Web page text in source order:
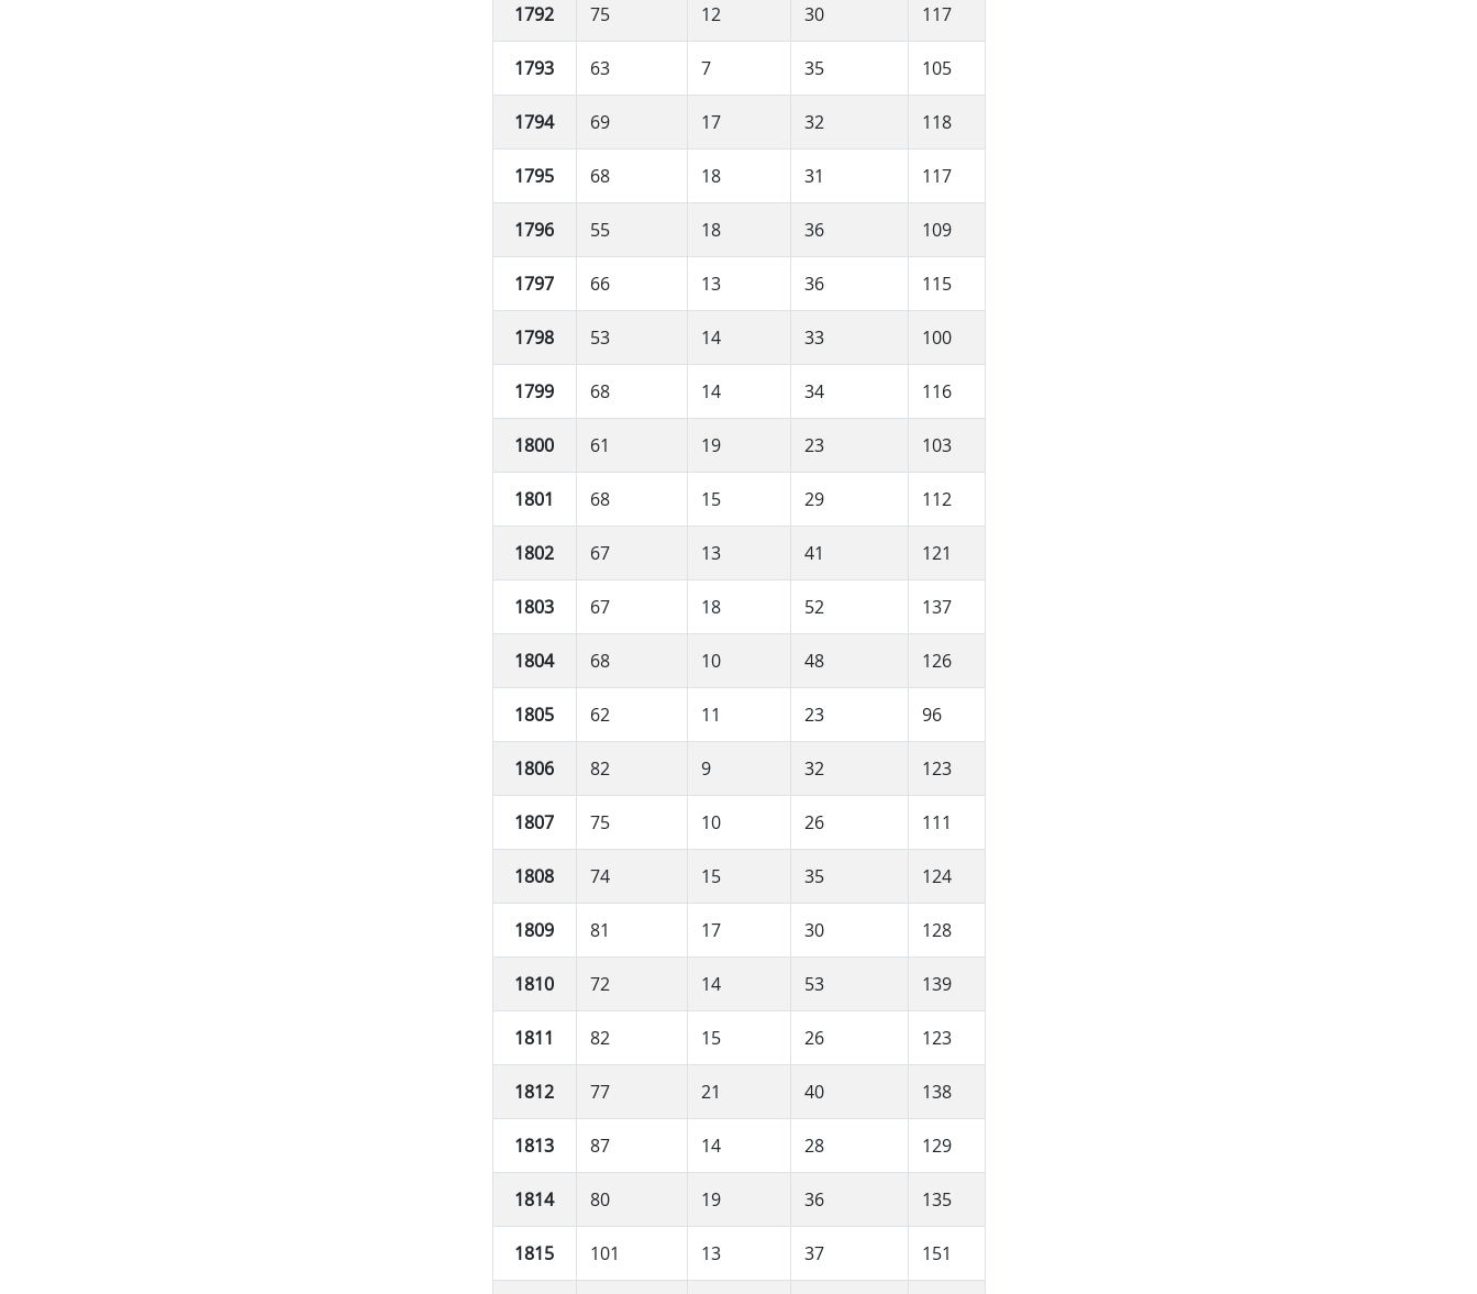
1792 75 12 30 117
1793 63 7 35 105
1794 69 17 32 118
1795 68 18 31 117
1796 55 18 36 109
1797 66 13 36 115
1798 53 14 33 100
1799 68 14 34 116
1800 61 19 23 103
1801 68 15 29 112
1802 67 13 41 121
1803 67 18 52 137
1804 68 10 48 126
1805 62 11 23 96
1806 82 9 32 123
1807 75 10 26 111
1808 74 15 35 124
1809 81 17 30 128
1810 72 14 53 139
1811 82 15 26 123
1812 77 21 40 138
1813 87 14 28 129
1814 80 19 36 135
1815 101 13 37 151